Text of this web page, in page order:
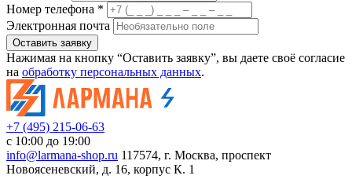
Номер телефона *
Электронная почта
Оставить заявку
Нажимая на кнопку “Оставить заявку”, вы даете своё согласие
на обработку персональных данных.
+7 (495) 215-06-63
с 10:00 до 19:00
info@larmana-shop.ru 117574, г. Москва, проспект
Новоясеневский, д. 16, корпус К. 1